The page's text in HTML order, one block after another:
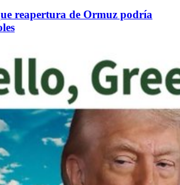
reapertura de Ormuz podría